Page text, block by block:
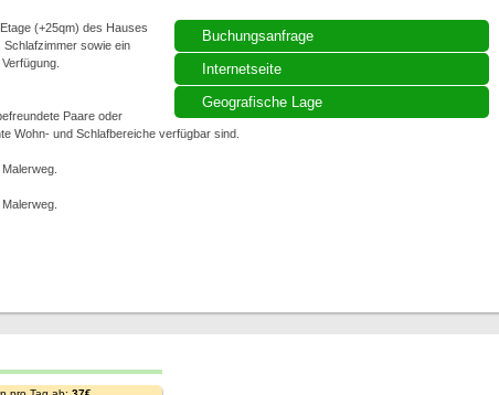
Buchungsanfrage
Internetseite
Geografische Lage
(+25qm) des Hauses
sowie ein
Paare oder
Wohn- und Schlafbereiche verfügbar sind.